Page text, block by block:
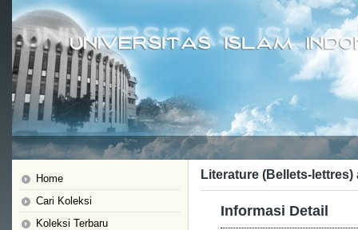
Home
Cari Koleksi
Koleksi Terbaru
Literature (Bellets-
Informasi Detail